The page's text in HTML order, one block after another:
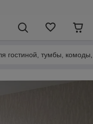
гостиной, тумбы,